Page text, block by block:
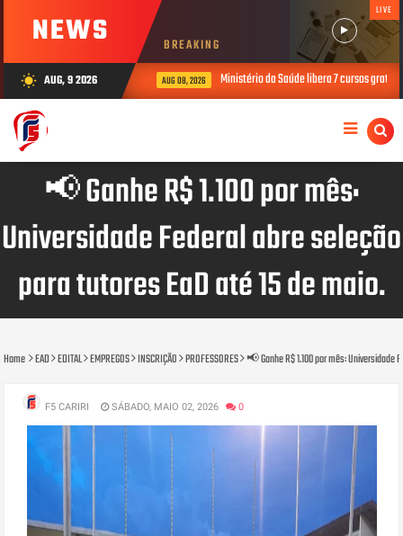
NEWS BREAKING
LIVE
wb_sunny AUG, 9 2026 AUG 08, 2026 Ministério da Saúde libera 7 cursos
📢 Ganhe R$ 1.100 por mês:
Universidade Federal abre seleção
para tutores EaD até 15 de maio.
Home EAD EDITAL EMPREGOS INSCRIÇÃO PROFESSORES 📢 Ganhe R$ 1.100 por mês: Universidade
F5 CARIRI SÁBADO, MAIO 02, 2026 0